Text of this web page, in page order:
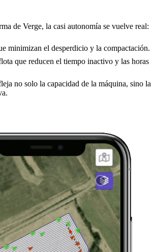
de Verge, la casi autonomía se vuelve real:
minimizan el desperdicio y la compactación.
que reducen el tiempo inactivo y las horas
no solo la capacidad de la máquina, sino la